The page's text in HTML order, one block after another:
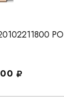
PO